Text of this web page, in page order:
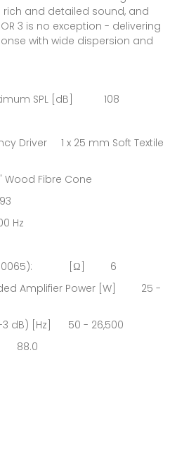
and detailed sound, and
3 is no exception - delivering
with wide dispersion and
SPL [dB] 108
Driver 1 x 25 mm Soft Textile
Fibre Cone
Hz
600065): [Ω] 6
Amplifier Power [W] 25 -
dB) [Hz] 50 - 26,500
88.0